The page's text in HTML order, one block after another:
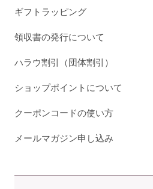
ギフトラッピング
領収書の発行について
ハラウ割引（団体割引）
ショップポイントについて
クーポンコードの使い方
メールマガジン申し込み